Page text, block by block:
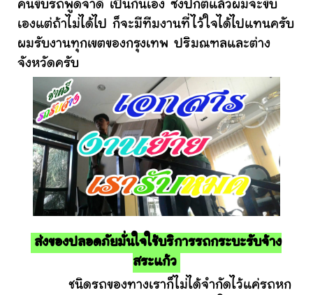
คนขับรถพูดจาดี เป็นกันเอง ซึ่งปกติแล้วผมจะขับ
เองแต่ถ้าไม่ได้ไป ก็จะมีทีมงานที่ไว้ใจได้ไปแทนครับ
ผมรับงานทุกเขตของกรุงเทพ ปริมณฑลและต่าง
จังหวัดครับ
ส่งของปลอดภัยมั่นใจใช้บริการรถกระบะรับจ้าง
สระแก้ว
ชนิดรถของทางเราก็ไม่ได้จำกัดไว้แค่รถหก